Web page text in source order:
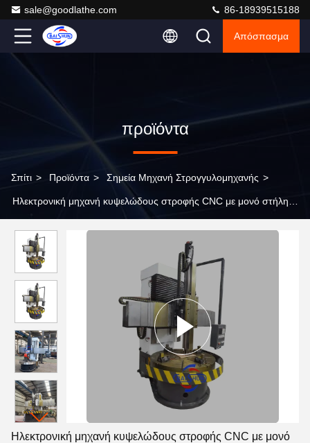
sale@goodlathe.com 86-18939515188
Απόσπασμα
προϊόντα
Σπίτι > Προϊόντα > Σημεία Μηχανή Στρογγυλομηχανής >
Ηλεκτρονική μηχανή κυψελώδους στροφής CNC με μονό στήλη
Ηλεκτρονική μηχανή κυψελώδους στροφής CNC με μονό